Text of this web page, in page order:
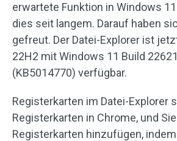
erwartete Funktion in Windows
dies seit langem. Darauf haben
gefreut. Der Datei-Explorer ist
22H2 mit Windows 11 Build
(KB5014770) verfügbar.
Registerkarten im Datei-Explorer
Registerkarten in Chrome, und
Registerkarten hinzufügen, indem